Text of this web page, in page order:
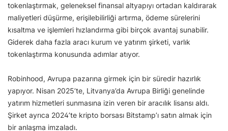
tokenlaştırmak, geleneksel finansal altyapıyı ortadan kaldırarak
maliyetleri düşürme, erişilebilirliği artırma, ödeme sürelerini
kısaltma ve işlemleri hızlandırma gibi birçok avantaj sunabilir.
Giderek daha fazla aracı kurum ve yatırım şirketi, varlık
tokenlaştırma konusunda adımlar atıyor.
Robinhood, Avrupa pazarına girmek için bir süredir hazırlık
yapıyor. Nisan 2025’te, Litvanya’da Avrupa Birliği genelinde
yatırım hizmetleri sunmasına izin veren bir aracılık lisansı aldı.
Şirket ayrıca 2024’te kripto borsası Bitstamp’ı satın almak için
bir anlaşma imzaladı.